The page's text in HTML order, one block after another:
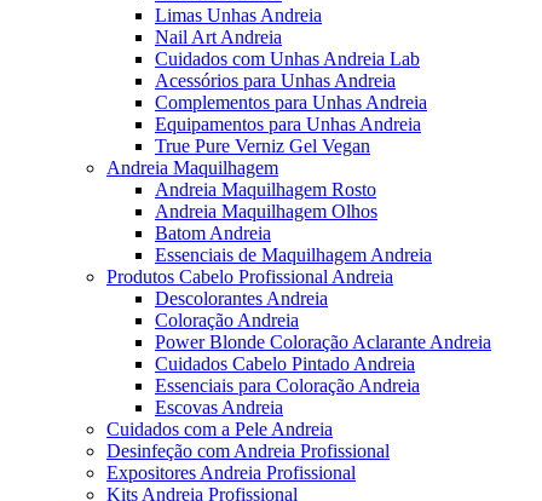
Limas Unhas Andreia
Nail Art Andreia
Cuidados com Unhas Andreia Lab
Acessórios para Unhas Andreia
Complementos para Unhas Andreia
Equipamentos para Unhas Andreia
True Pure Verniz Gel Vegan
Andreia Maquilhagem
Andreia Maquilhagem Rosto
Andreia Maquilhagem Olhos
Batom Andreia
Essenciais de Maquilhagem Andreia
Produtos Cabelo Profissional Andreia
Descolorantes Andreia
Coloração Andreia
Power Blonde Coloração Aclarante Andreia
Cuidados Cabelo Pintado Andreia
Essenciais para Coloração Andreia
Escovas Andreia
Cuidados com a Pele Andreia
Desinfeção com Andreia Profissional
Expositores Andreia Profissional
Kits Andreia Profissional